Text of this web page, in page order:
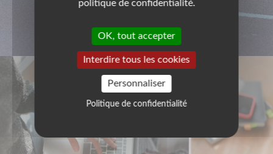
politique de confidentialité.
OK, tout accepter
Interdire tous les cookies
Personnaliser
Politique de confidentialité